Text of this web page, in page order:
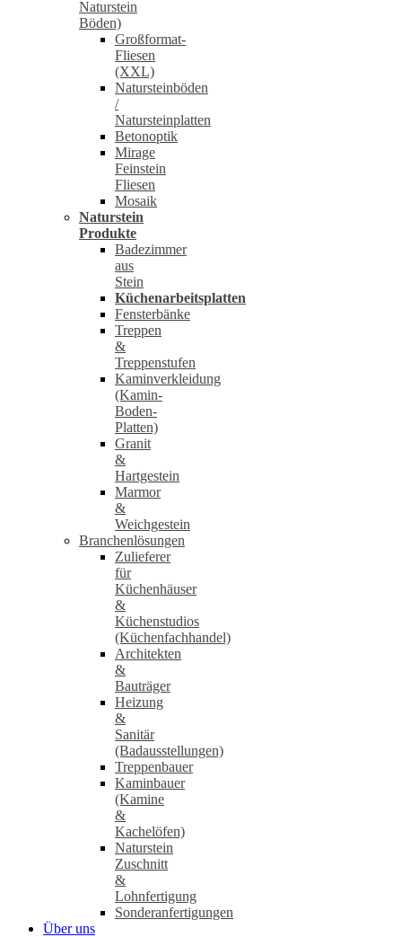
Naturstein
Böden)
Großformat-
Fliesen
(XXL)
Natursteinböden
/
Natursteinplatten
Betonoptik
Mirage
Feinstein
Fliesen
Mosaik
Naturstein
Produkte
Badezimmer
aus
Stein
Küchenarbeitsplatten
Fensterbänke
Treppen
&
Treppenstufen
Kaminverkleidung
(Kamin-
Boden-
Platten)
Granit
&
Hartgestein
Marmor
&
Weichgestein
Branchenlösungen
Zulieferer
für
Küchenhäuser
&
Küchenstudios
(Küchenfachhandel)
Architekten
&
Bauträger
Heizung
&
Sanitär
(Badausstellungen)
Treppenbauer
Kaminbauer
(Kamine
&
Kachelöfen)
Naturstein
Zuschnitt
&
Lohnfertigung
Sonderanfertigungen
Über uns